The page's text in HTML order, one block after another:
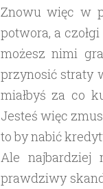
Znowu więc w
potwora, a
możesz nimi
przynosić straty
miałbyś za co
Jesteś więc
to by nabić
Ale najbardziej
prawdziwy